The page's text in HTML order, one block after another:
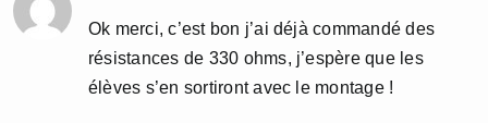
Ok merci, c’est bon j’ai déjà commandé des
résistances de 330 ohms, j’espère que les
élèves s’en sortiront avec le montage !